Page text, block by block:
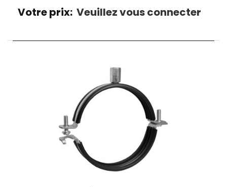
Votre prix: Veuillez vous connecter